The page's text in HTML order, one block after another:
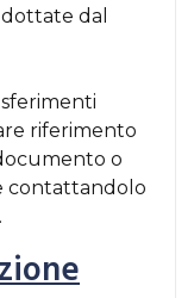
dal
riferimento
o
contattandolo